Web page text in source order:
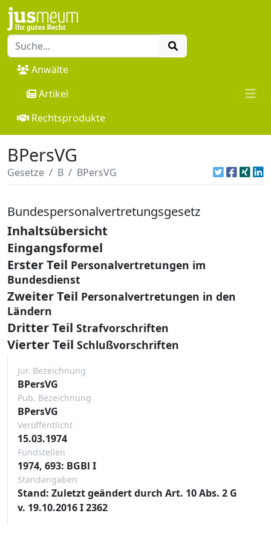
Anwälte
Artikel
Rechtsprodukte
BPersVG
Gesetze B BPersVG
Bundespersonalvertretungsgesetz
Inhaltsübersicht
Eingangsformel
Erster Teil Personalvertretungen im
Bundesdienst
Zweiter Teil Personalvertretungen in den
Ländern
Dritter Teil Strafvorschriften
Vierter Teil Schlußvorschriften
Jur. Bezeichnung
BPersVG
Pub. Bezeichnung
BPersVG
Veröffentlicht
15.03.1974
Fundstellen
1974, 693: BGBl I
Standangaben
Stand: Zuletzt geändert durch Art. 10 Abs. 2 G
v. 19.10.2016 I 2362